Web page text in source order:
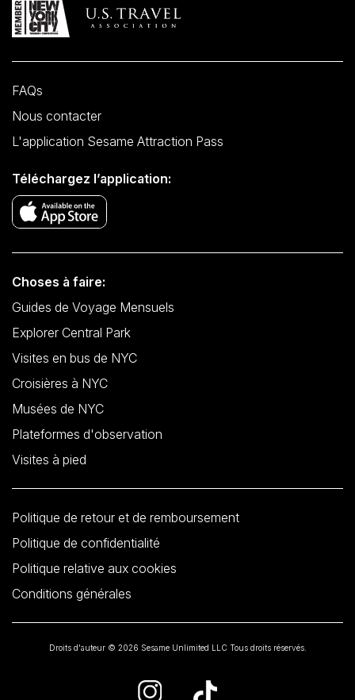
FAQs
Nous contacter
L'application Sesame Attraction Pass
Téléchargez l’application:
Choses à faire:
Guides de Voyage Mensuels
Explorer Central Park
Visites en bus de NYC
Croisières à NYC
Musées de NYC
Plateformes d'observation
Visites à pied
Politique de retour et de remboursement
Politique de confidentialité
Politique relative aux cookies
Conditions générales
Droits d'auteur © 2026 Sesame Unlimited LLC Tous droits réservés.